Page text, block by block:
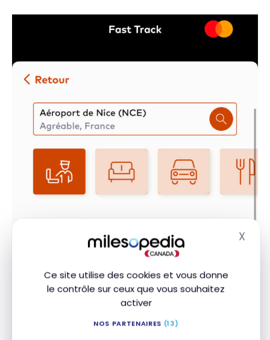
Ce site utilise des cookies et vous donne
le contrôle sur ceux que vous souhaitez
activer
NOS PARTENAIRES (13)
X